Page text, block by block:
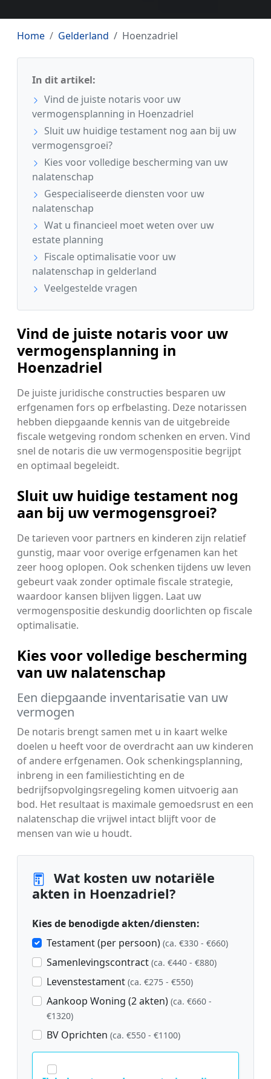
Home Gelderland Hoenzadriel
In dit artikel:
Vind de juiste notaris voor uw
vermogensplanning in Hoenzadriel
Sluit uw huidige testament nog aan bij uw
vermogensgroei?
Kies voor volledige bescherming van uw
nalatenschap
Gespecialiseerde diensten voor uw
nalatenschap
Wat u financieel moet weten over uw
estate planning
Fiscale optimalisatie voor uw
nalatenschap in gelderland
Veelgestelde vragen
Vind de juiste notaris voor uw
vermogensplanning in
Hoenzadriel
De juiste juridische constructies besparen uw
erfgenamen fors op erfbelasting. Deze notarissen
hebben diepgaande kennis van de uitgebreide
fiscale wetgeving rondom schenken en erven. Vind
snel de notaris die uw vermogenspositie begrijpt
en optimaal begeleidt.
Sluit uw huidige testament nog
aan bij uw vermogensgroei?
De tarieven voor partners en kinderen zijn relatief
gunstig, maar voor overige erfgenamen kan het
zeer hoog oplopen. Ook schenken tijdens uw leven
gebeurt vaak zonder optimale fiscale strategie,
waardoor kansen blijven liggen. Laat uw
vermogenspositie deskundig doorlichten op fiscale
optimalisatie.
Kies voor volledige bescherming
van uw nalatenschap
Een diepgaande inventarisatie van uw
vermogen
De notaris brengt samen met u in kaart welke
doelen u heeft voor de overdracht aan uw kinderen
of andere erfgenamen. Ook schenkingsplanning,
inbreng in een familiestichting en de
bedrijfsopvolgingsregeling komen uitvoerig aan
bod. Het resultaat is maximale gemoedsrust en een
nalatenschap die vrijwel intact blijft voor de
mensen van wie u houdt.
Wat kosten uw notariële
akten in Hoenzadriel?
Kies de benodigde akten/diensten:
Testament (per persoon) (ca. €330 - €660)
Samenlevingscontract (ca. €440 - €880)
Levenstestament (ca. €275 - €550)
Aankoop Woning (2 akten) (ca. €660 -
€1320)
BV Oprichten (ca. €550 - €1100)